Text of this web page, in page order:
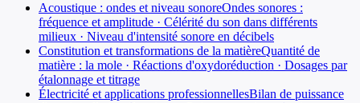
Acoustique : ondes et niveau sonoreOndes sonores :
fréquence et amplitude · Célérité du son dans différents
milieux · Niveau d'intensité sonore en décibels
Constitution et transformations de la matièreQuantité de
matière : la mole · Réactions d'oxydoréduction · Dosages par
étalonnage et titrage
Électricité et applications professionnellesBilan de puissance